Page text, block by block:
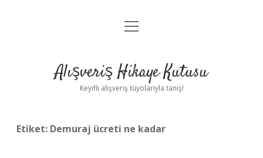
Anasayfa
Yasal Uyarı
menüyü
Alışveriş Hikaye Kutusu
Keyifli alışveriş tüyolarıyla tanış!
Etiket: Demuraj ücreti ne kadar